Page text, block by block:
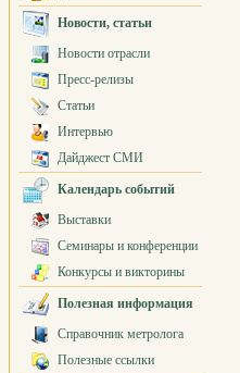
Новости, статьи
Новости отрасли
Пресс-релизы
Статьи
Интервью
Дайджест СМИ
Календарь событий
Выставки
Семинары и конференции
Конкурсы и викторины
Полезная информация
Справочник метролога
Полезные ссылки